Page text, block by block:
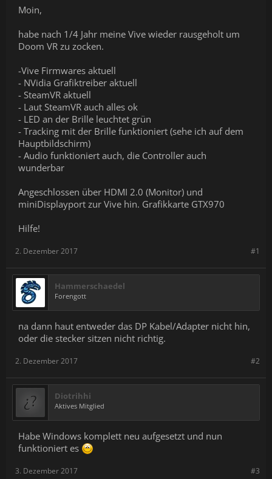
Moin,
habe nach 1/4 Jahr meine Vive wieder rausgeholt um
Doom VR zu zocken.
-Vive Firmwares aktuell
- NVidia Grafiktreiber aktuell
- SteamVR aktuell
- Laut SteamVR auch alles ok
- LED an der Brille leuchtet grün
- Tracking mit der Brille funktioniert (sehe ich auf dem
Hauptbildschirm)
- Audio funktioniert auch, die Controller auch
wunderbar
Angeschlossen über HDMI 2.0 (Monitor) und
miniDisplayport zur Vive hin. Grafikkarte GTX970
Hilfe!
#1
2. Dezember 2017
Hammerschaedel
Forengott
na dann haut entweder das DP Kabel/Adapter nicht hin,
oder die stecker sitzen nicht richtig.
#2
2. Dezember 2017
Diotrihhi
Aktives Mitglied
Habe Windows komplett neu aufgesetzt und nun
funktioniert es
#3
3. Dezember 2017